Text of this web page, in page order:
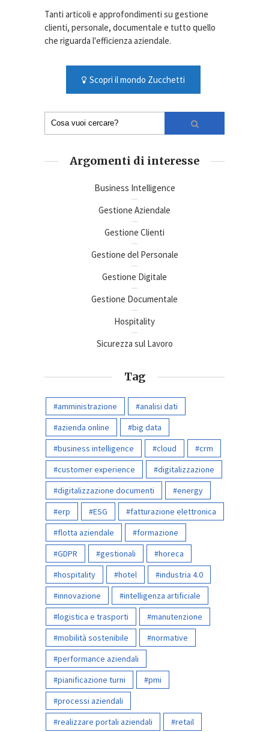
Tanti articoli e approfondimenti su gestione
clienti, personale, documentale e tutto quello
che riguarda l'efficienza aziendale.
Scopri il mondo Zucchetti
Argomenti di interesse
Business Intelligence
Gestione Aziendale
Gestione Clienti
Gestione del Personale
Gestione Digitale
Gestione Documentale
Hospitality
Sicurezza sul Lavoro
Tag
amministrazione
analisi dati
azienda online
big data
business intelligence
cloud
crm
customer experience
digitalizzazione
digitalizzazione documenti
energy
erp
ESG
fatturazione elettronica
flotta aziendale
formazione
GDPR
gestionali
horeca
hospitality
hotel
industria 4.0
innovazione
intelligenza artificiale
logistica e trasporti
manutenzione
mobilità sostenibile
normative
performance aziendali
pianificazione turni
pmi
processi aziendali
realizzare portali aziendali
retail